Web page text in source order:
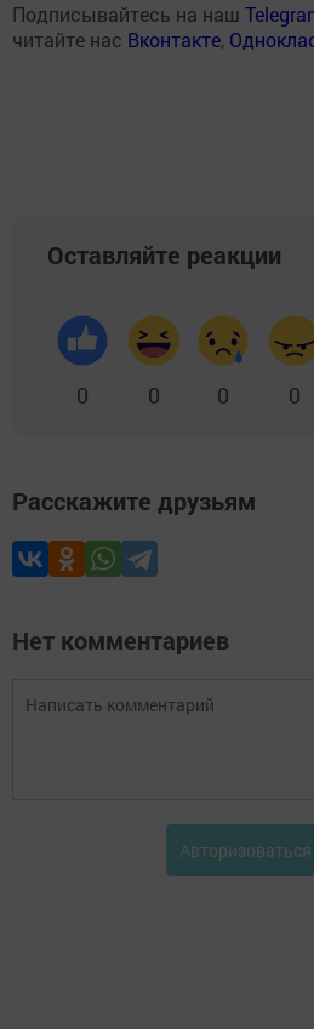
Подписывайтесь на наш
читайте нас Вконтакте,
Оставляйте реакции
0 0 0 0
Расскажите друзьям
Нет комментариев
Авторизоваться